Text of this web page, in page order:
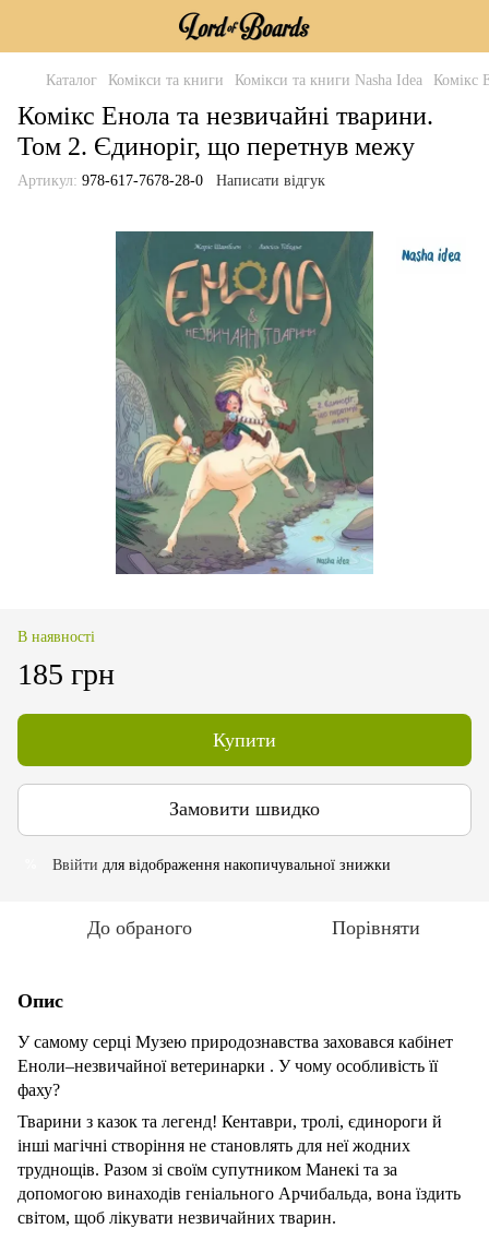
Каталог Комікси та книги Комікси та книги Nasha Idea Комікс
Комікс Енола та незвичайні тварини.
Том 2. Єдиноріг, що перетнув межу
Артикул: 978-617-7678-28-0 Написати відгук
В наявності
185 грн
Купити
Замовити швидко
Ввійти для відображення накопичувальної знижки
До обраного Порівняти
Опис
У самому серці Музею природознавства заховався кабінет
Еноли–незвичайної ветеринарки . У чому особливість її
фаху?
Тварини з казок та легенд! Кентаври, тролі, єдинороги й
інші магічні створіння не становлять для неї жодних
труднощів. Разом зі своїм супутником Манекі та за
допомогою винаходів геніального Арчибальда, вона їздить
світом, щоб лікувати незвичайних тварин.